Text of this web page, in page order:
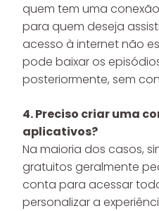
quem tem uma
para quem deseja
acesso à internet não
pode baixar os
posteriormente, sem
4. Preciso criar uma
aplicativos?
Na maioria dos casos,
gratuitos geralmente
conta para acessar
personalizar a